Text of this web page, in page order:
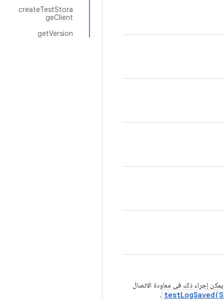
createTestStora
geClient
getVersion
إجراء ذلك في معاودة الاتصال
.